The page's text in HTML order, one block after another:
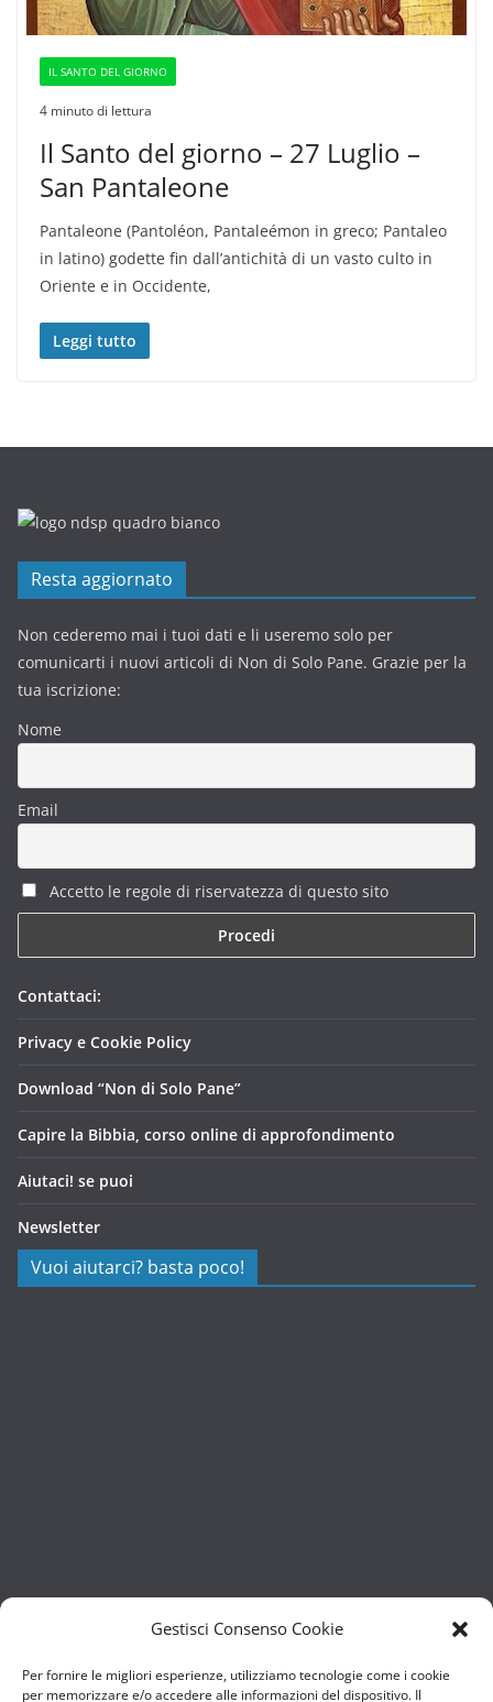
Gestisci Consenso Cookie
Per fornire le migliori esperienze, utilizziamo tecnologie come i cookie
per memorizzare e/o accedere alle informazioni del dispositivo. Il
IL SANTO DEL GIORNO
4 minuto di lettura
Il Santo del giorno – 27 Luglio –
San Pantaleone
Pantaleone (Pantoléon, Pantaleémon in greco; Pantaleo
in latino) godette fin dall’antichità di un vasto culto in
Oriente e in Occidente,
Leggi tutto
Resta aggiornato
Non cederemo mai i tuoi dati e li useremo solo per
comunicarti i nuovi articoli di Non di Solo Pane. Grazie per la
tua iscrizione:
Nome
Email
Accetto le regole di riservatezza di questo sito
Contattaci:
Privacy e Cookie Policy
Download “Non di Solo Pane”
Capire la Bibbia, corso online di approfondimento
Aiutaci! se puoi
Newsletter
Vuoi aiutarci? basta poco!